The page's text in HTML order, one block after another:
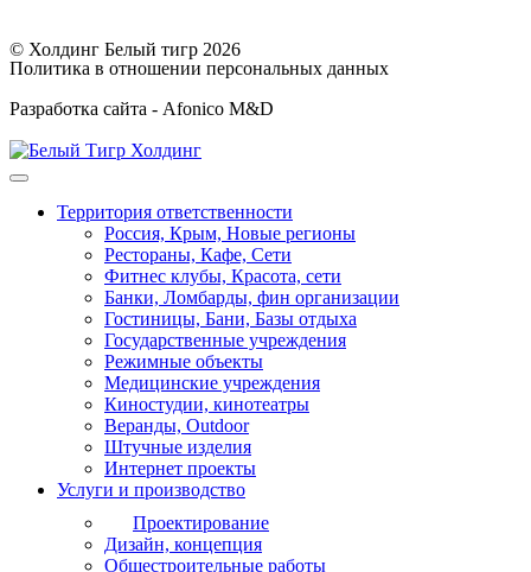
© Холдинг Белый тигр 2026
Политика в отношении персональных данных
Разработка сайта - Afonico M&D
Территория ответственности
Россия, Крым, Новые регионы
Рестораны, Кафе, Сети
Фитнес клубы, Красота, сети
Банки, Ломбарды, фин организации
Гостиницы, Бани, Базы отдыха
Государственные учреждения
Режимные объекты
Медицинские учреждения
Киностудии, кинотеатры
Веранды, Outdoor
Штучные изделия
Интернет проекты
Услуги и производство
Проектирование
Дизайн, концепция
Общестроительные работы